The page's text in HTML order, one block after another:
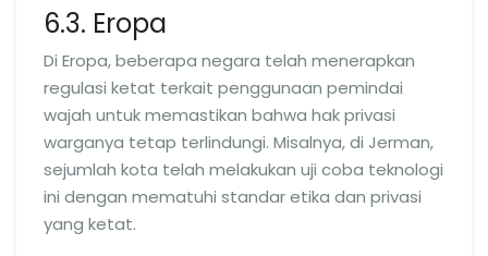
6.3. Eropa
Di Eropa, beberapa negara telah menerapkan
regulasi ketat terkait penggunaan pemindai
wajah untuk memastikan bahwa hak privasi
warganya tetap terlindungi. Misalnya, di Jerman,
sejumlah kota telah melakukan uji coba teknologi
ini dengan mematuhi standar etika dan privasi
yang ketat.